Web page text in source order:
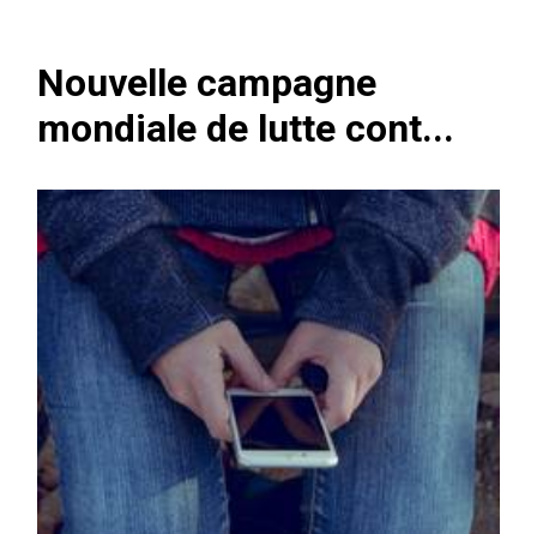
Nouvelle campagne
mondiale de lutte cont...